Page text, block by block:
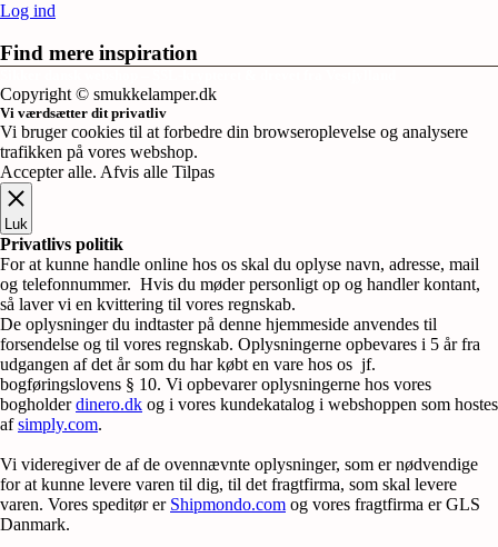
Log ind
Find mere inspiration
Copyright © smukkelamper.dk
Vi værdsætter dit privatliv
Vi bruger cookies til at forbedre din browseroplevelse og analysere
trafikken på vores webshop.
Accepter alle. Afvis alle Tilpas
Luk
Privatlivs politik
For at kunne handle online hos os skal du oplyse navn, adresse, mail
og telefonnummer. Hvis du møder personligt op og handler kontant,
så laver vi en kvittering til vores regnskab.
De oplysninger du indtaster på denne hjemmeside anvendes til
forsendelse og til vores regnskab. Oplysningerne opbevares i 5 år fra
udgangen af det år som du har købt en vare hos os jf.
bogføringslovens § 10. Vi opbevarer oplysningerne hos vores
bogholderdinero.dk og i vores kundekatalog i webshoppen som hostes
afsimply.com.
Vi videregiver de af de ovennævnte oplysninger, som er nødvendige
for at kunne levere varen til dig, til det fragtfirma, som skal levere
varen. Vores speditør er Shipmondo.com og vores fragtfirma er GLS
Danmark.